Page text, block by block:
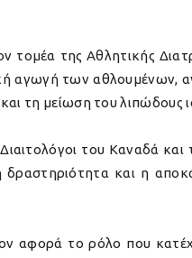
τομέα της Αθλητικής
αγωγή των
τη μείωση του λιπώδους
του Καναδά και
και η
αφορά το ρόλο που